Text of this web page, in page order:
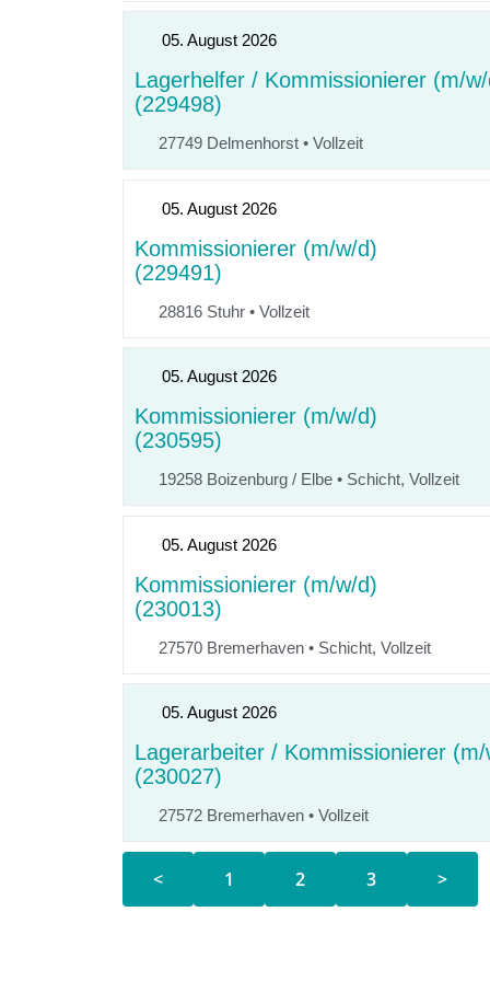
05. August 2026
Lagerhelfer / Kommissionierer (m/
(229498)
27749 Delmenhorst • Vollzeit
05. August 2026
Kommissionierer (m/w/d)
(229491)
28816 Stuhr • Vollzeit
05. August 2026
Kommissionierer (m/w/d)
(230595)
19258 Boizenburg / Elbe • Schicht, Vollzeit
05. August 2026
Kommissionierer (m/w/d)
(230013)
27570 Bremerhaven • Schicht, Vollzeit
05. August 2026
Lagerarbeiter / Kommissionierer
(230027)
27572 Bremerhaven • Vollzeit
< 1 2 3 >